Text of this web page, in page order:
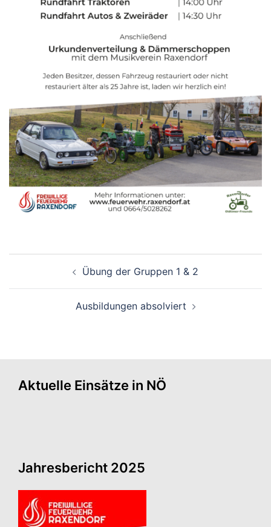
Übung der Gruppen 1 & 2
Ausbildungen absolviert
Aktuelle Einsätze in NÖ
Jahresbericht 2025